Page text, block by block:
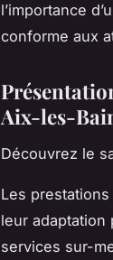
l’importance
conforme aux
Aix-les-
Découvrez le
Les
leur adaptation
services sur-